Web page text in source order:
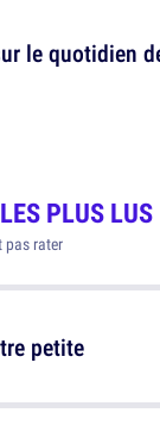
le quotidien
LES PLUS LUS
pas rater
petite